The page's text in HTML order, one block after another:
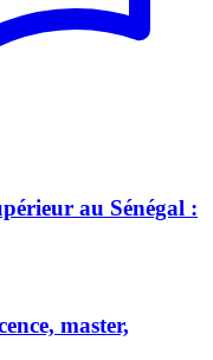
au Sénégal :
master,